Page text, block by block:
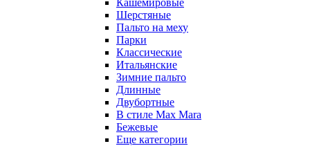
Кашемировые
Шерстяные
Пальто на меху
Парки
Классические
Итальянские
Зимние пальто
Длинные
Двубортные
В стиле Max Mara
Бежевые
Еще категории